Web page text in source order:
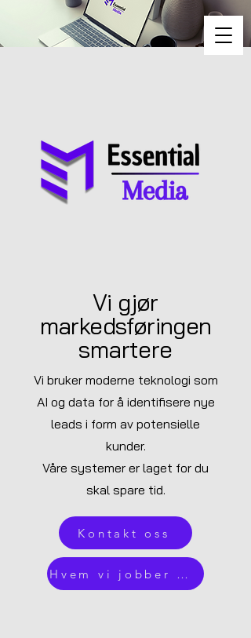
Vi gjør
markedsføringen
smartere
Vi bruker moderne teknologi som
AI og data for å identifisere nye
leads i form av potensielle
kunder.
Våre systemer er laget for du
skal spare tid.
Kontakt oss
Hvem vi jobber med